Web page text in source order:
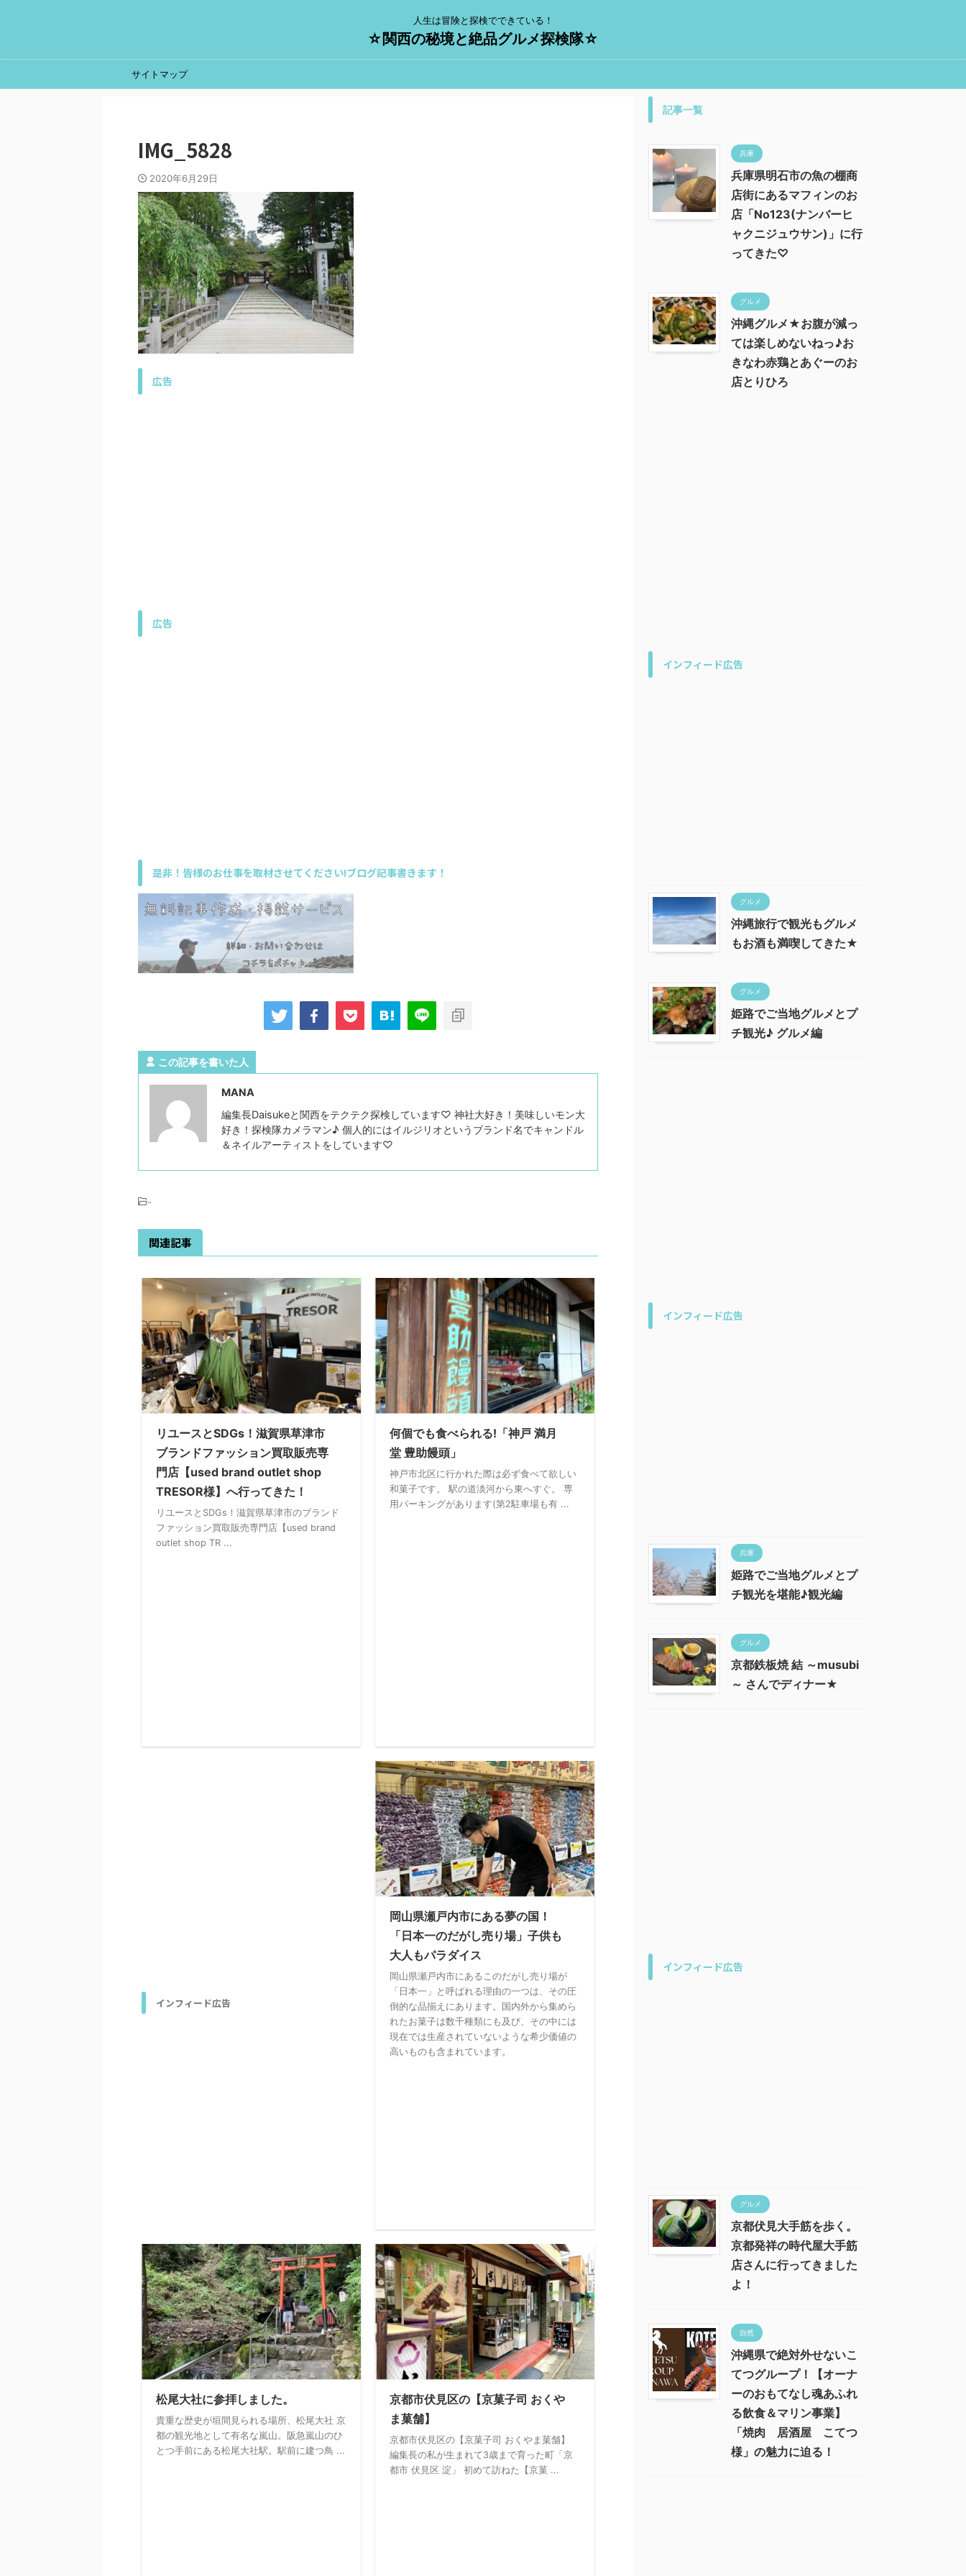
人生は冒険と探検でできている！
☆関西の秘境と絶品グルメ探検隊☆
サイトマップ
IMG_5828
2020年6月29日
広告
広告
是非！皆様のお仕事を取材させてください!ブログ記事書きます！
この記事を書いた人
MANA
編集長Daisukeと関西をテクテク探検しています♡ 神社大好き！美味しいモン大
好き！探検隊カメラマン♪ 個人的にはイルジリオというブランド名でキャンドル
＆ネイルアーティストをしています♡
-
関連記事
リユースとSDGs！滋賀県草津市
ブランドファッション買取販売専
門店【used brand outlet shop
TRESOR様】へ行ってきた！
リユースとSDGs！滋賀県草津市のブランド
ファッション買取販売専門店【used brand
outlet shop TR ...
何個でも食べられる!「神戸 満月
堂 豊助饅頭」
神戸市北区に行かれた際は必ず食べて欲しい
和菓子です。 駅の道淡河から東へすぐ。 専
用パーキングがあります(第2駐車場も有 ...
インフィード広告
岡山県瀬戸内市にある夢の国！
「日本一のだがし売り場」子供も
大人もパラダイス
岡山県瀬戸内市にあるこのだがし売り場が
「日本一」と呼ばれる理由の一つは、その圧
倒的な品揃えにあります。国内外から集めら
れたお菓子は数千種類にも及び、その中には
現在では生産されていないような希少価値の
高いものも含まれています。
松尾大社に参拝しました。
貴重な歴史が垣間見られる場所、松尾大社 京
都の観光地として有名な嵐山。阪急嵐山のひ
とつ手前にある松尾大社駅。駅前に建つ鳥 ...
京都市伏見区の【京菓子司 おくや
ま菓舗】
京都市伏見区の【京菓子司 おくやま菓舗】
編集長の私が生まれて3歳まで育った町「京
都市 伏見区 淀」 初めて訪ねた【京菓 ...
記事一覧
兵庫
兵庫県明石市の魚の棚商
店街にあるマフィンのお
店「No123(ナンバーヒ
ャクニジュウサン)」に行
ってきた♡
グルメ
沖縄グルメ★お腹が減っ
ては楽しめないねっ♪お
きなわ赤鶏とあぐーのお
店とりひろ
インフィード広告
グルメ
沖縄旅行で観光もグルメ
もお酒も満喫してきた★
グルメ
姫路でご当地グルメとプ
チ観光♪ グルメ編
インフィード広告
兵庫
姫路でご当地グルメとプ
チ観光を堪能♪観光編
グルメ
京都鉄板焼 結 ～musubi
～ さんでディナー★
インフィード広告
グルメ
京都伏見大手筋を歩く。
京都発祥の時代屋大手筋
店さんに行ってきました
よ！
自然
沖縄県で絶対外せないこ
てつグループ！【オーナ
ーのおもてなし魂あふれ
る飲食＆マリン事業】
「焼肉 居酒屋 こてつ
様」の魅力に迫る！